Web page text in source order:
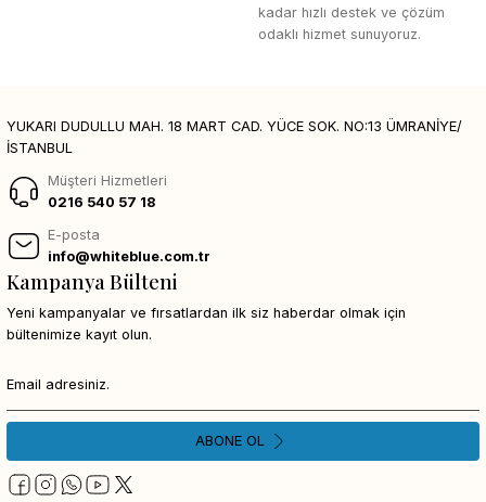
kadar hızlı destek ve çözüm
odaklı hizmet sunuyoruz.
YUKARI DUDULLU MAH. 18 MART CAD. YÜCE SOK. NO:13 ÜMRANİYE/
İSTANBUL
Müşteri Hizmetleri
0216 540 57 18
E-posta
info@whiteblue.com.tr
Kampanya Bülteni
Yeni kampanyalar ve fırsatlardan ilk siz haberdar olmak için
bültenimize kayıt olun.
ABONE OL